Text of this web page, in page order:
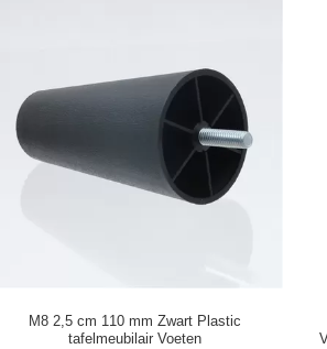
M8 2,5 cm 110 mm Zwart Plastic
tafelmeubilair Voeten